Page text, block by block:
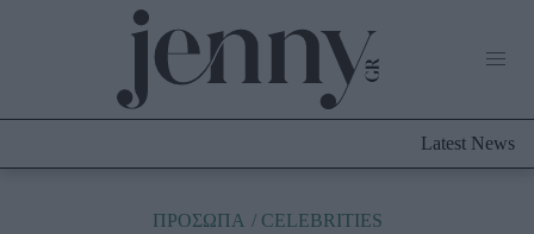
Culture
Latest News
ΠΡΟΣΩΠΑ CELEBRITIES